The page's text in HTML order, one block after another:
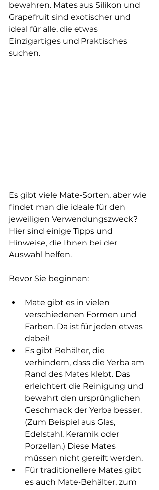
bewahren. Mates aus Silikon und
Grapefruit sind exotischer und
ideal für alle, die etwas
Einzigartiges und Praktisches
suchen.
Es gibt viele Mate-Sorten, aber wie
findet man die ideale für den
jeweiligen Verwendungszweck?
Hier sind einige Tipps und
Hinweise, die Ihnen bei der
Auswahl helfen.
Bevor Sie beginnen:
Mate gibt es in vielen
verschiedenen Formen und
Farben. Da ist für jeden etwas
dabei!
Es gibt Behälter, die
verhindern, dass die Yerba am
Rand des Mates klebt. Das
erleichtert die Reinigung und
bewahrt den ursprünglichen
Geschmack der Yerba besser.
(Zum Beispiel aus Glas,
Edelstahl, Keramik oder
Porzellan.) Diese Mates
müssen nicht gereift werden.
Für traditionellere Mates gibt
es auch Mate-Behälter, zum